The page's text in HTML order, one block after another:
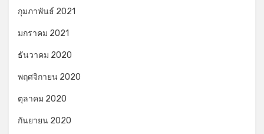
กุมภาพันธ์ 2021
มกราคม 2021
ธันวาคม 2020
พฤศจิกายน 2020
ตุลาคม 2020
กันยายน 2020